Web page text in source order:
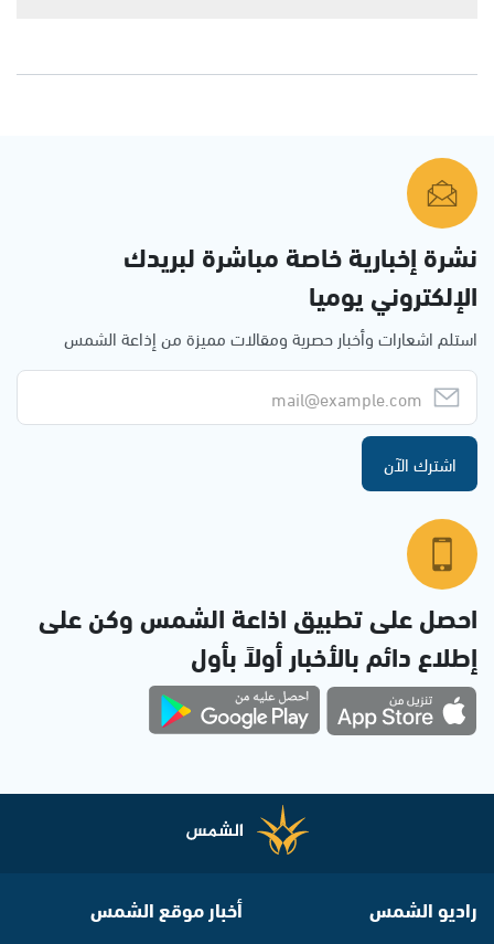
نشرة إخبارية خاصة مباشرة لبريدك
الإلكتروني يوميا
استلم اشعارات وأخبار حصرية ومقالات مميزة من إذاعة الشمس
اشترك الآن
احصل على تطبيق اذاعة الشمس وكن على
إطلاع دائم بالأخبار أولاً بأول
راديو الشمس أخبار موقع الشمس